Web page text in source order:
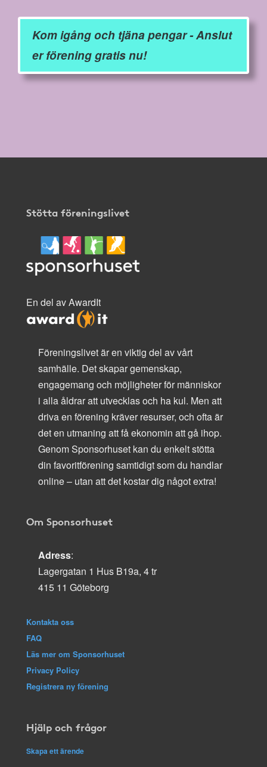
Kom igång och tjäna pengar - Anslut
er förening gratis nu!
Stötta föreningslivet
En del av AwardIt
Föreningslivet är en viktig del av vårt
samhälle. Det skapar gemenskap,
engagemang och möjligheter för människor
i alla åldrar att utvecklas och ha kul. Men att
driva en förening kräver resurser, och ofta är
det en utmaning att få ekonomin att gå ihop.
Genom Sponsorhuset kan du enkelt stötta
din favoritförening samtidigt som du handlar
online – utan att det kostar dig något extra!
Om Sponsorhuset
Adress:
Lagergatan 1 Hus B19a, 4 tr
415 11 Göteborg
Kontakta oss
FAQ
Läs mer om Sponsorhuset
Privacy Policy
Registrera ny förening
Hjälp och frågor
Skapa ett ärende